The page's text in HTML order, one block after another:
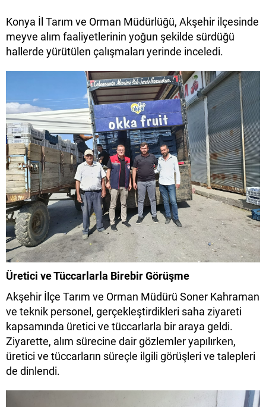
Konya İl Tarım ve Orman Müdürlüğü, Akşehir ilçesinde
meyve alım faaliyetlerinin yoğun şekilde sürdüğü
hallerde yürütülen çalışmaları yerinde inceledi.
Üretici ve Tüccarlarla Birebir Görüşme
Akşehir İlçe Tarım ve Orman Müdürü Soner Kahraman
ve teknik personel, gerçekleştirdikleri saha ziyareti
kapsamında üretici ve tüccarlarla bir araya geldi.
Ziyarette, alım sürecine dair gözlemler yapılırken,
üretici ve tüccarların süreçle ilgili görüşleri ve talepleri
de dinlendi.